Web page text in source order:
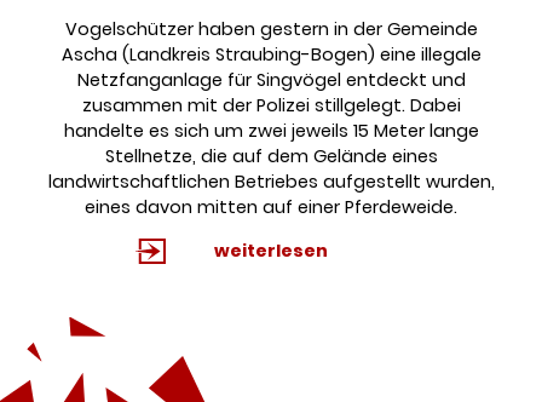
Vogelschützer haben gestern in der Gemeinde
Ascha (Landkreis Straubing-Bogen) eine illegale
Netzfanganlage für Singvögel entdeckt und
zusammen mit der Polizei stillgelegt. Dabei
handelte es sich um zwei jeweils 15 Meter lange
Stellnetze, die auf dem Gelände eines
landwirtschaftlichen Betriebes aufgestellt wurden,
eines davon mitten auf einer Pferdeweide.
weiterlesen